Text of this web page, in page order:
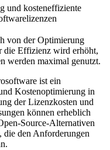
und kosteneffiziente
von der Optimierung
die Effizienz wird erhöht,
werden maximal genutzt.
ist ein
Kostenoptimierung in
der Lizenzkosten und
können erheblich
Source-Alternativen
die den Anforderungen